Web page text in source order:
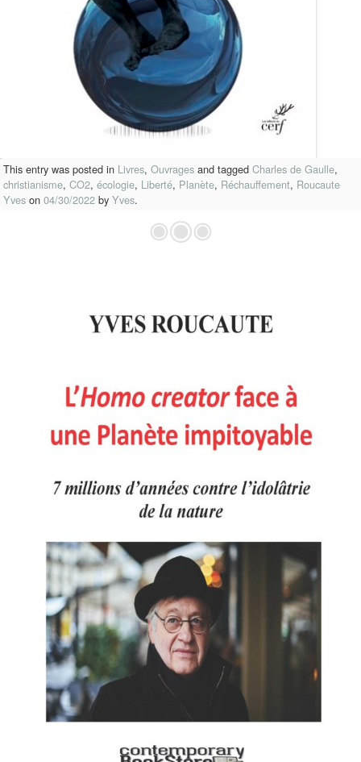
This entry was posted in Livres, Ouvrages and tagged Charles de Gaulle,
christianisme, CO2, écologie, Liberté, Planète, Réchauffement, Roucaute
Yves on 04/30/2022 by Yves.